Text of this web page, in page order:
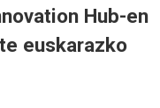
Hub-en
euskarazko